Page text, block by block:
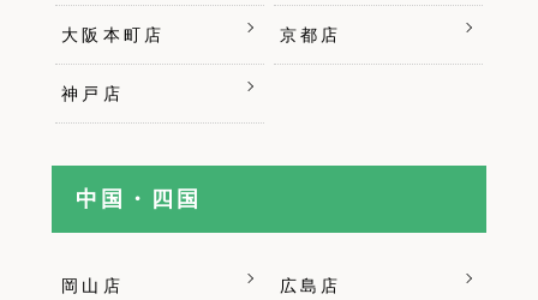
大阪本町店 京都店
神戸店
中国・四国
岡山店 広島店